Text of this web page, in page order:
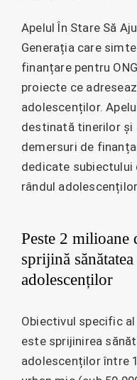
Apelul În Stare Să
Generația care
finanțare pentru
proiecte ce
adolescenților.
destinată tinerilor și
demersuri de
dedicate subiectului
rândul
Peste 2 milioane
sprijină
adolescenților
Obiectivul specific
este sprijinirea
adolescenților între